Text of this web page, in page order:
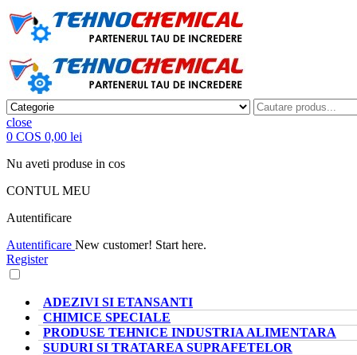
close
0 COS 0,00 lei
Nu aveti produse in cos
CONTUL MEU
Autentificare
Autentificare New customer! Start here.
Register
ADEZIVI SI ETANSANTI
CHIMICE SPECIALE
PRODUSE TEHNICE INDUSTRIA ALIMENTARA
SUDURI SI TRATAREA SUPRAFETELOR